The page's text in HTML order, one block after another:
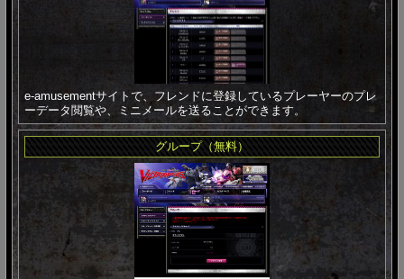
e-amusementサイトで、フレンドに登録しているプレーヤーのプレ
ーデータ閲覧や、ミニメールを送ることができます。
グループ（無料）